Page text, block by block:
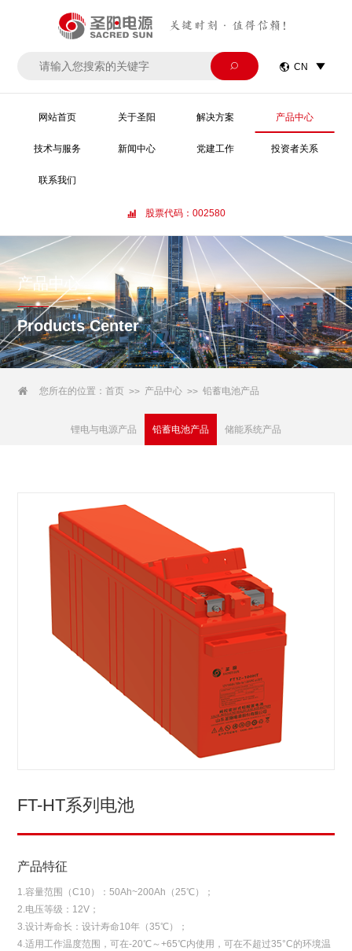
关键时刻·值得信赖！
  CN 
网站首页 关于圣阳 解决方案 产品中心
技术与服务 新闻中心 党建工作 投资者关系
联系我们
 股票代码：002580
产品中心
Products Center
 您所在的位置：首页 >> 产品中心 >> 铅蓄电池产品
锂电与电源产品 铅蓄电池产品 储能系统产品
FT-HT系列电池
产品特征
1.容量范围（C10）：50Ah~200Ah（25℃）；
2.电压等级：12V；
3.设计寿命长：设计寿命10年（35℃）；
4.适用工作温度范围，可在-20℃～+65℃内使用，可在不超过35°C的环境温